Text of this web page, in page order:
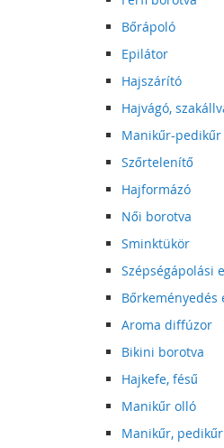
Bőrápoló
Epilátor
Hajszárító
Hajvágó,
Manikűr-pedikűr
Szőrtelenítő
Hajformázó
Női borotva
Sminktükör
Szépségápolási
Bőrkeményedés
Aroma diffúzor
Bikini borotva
Hajkefe, fésű
Manikűr olló
Manikűr,